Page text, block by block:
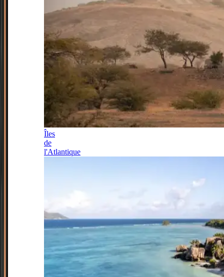
Îles
de
l'Atlantique